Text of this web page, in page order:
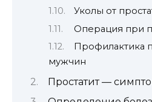
Уколы от
Операция при
Профилактика
мужчин
Простатит —